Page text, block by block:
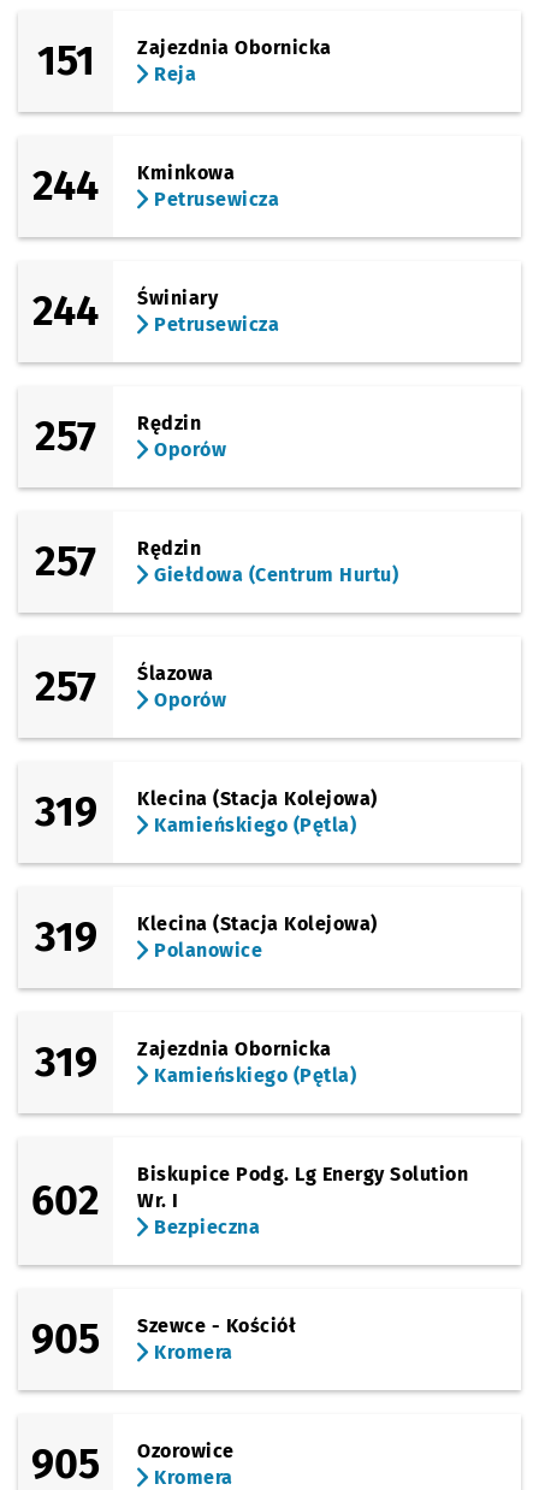
151
Zajezdnia Obornicka
Reja
244
Kminkowa
Petrusewicza
244
Świniary
Petrusewicza
257
Rędzin
Oporów
257
Rędzin
Giełdowa (Centrum Hurtu)
257
Ślazowa
Oporów
319
Klecina (Stacja Kolejowa)
Kamieńskiego (Pętla)
319
Klecina (Stacja Kolejowa)
Polanowice
319
Zajezdnia Obornicka
Kamieńskiego (Pętla)
602
Biskupice Podg. Lg Energy Solution
Wr. I
Bezpieczna
905
Szewce - Kościół
Kromera
905
Ozorowice
Kromera